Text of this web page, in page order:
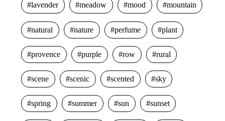
lavender meadow mood mountain
natural nature perfume plant
provence purple row rural
scene scenic scented sky
spring summer sun sunset